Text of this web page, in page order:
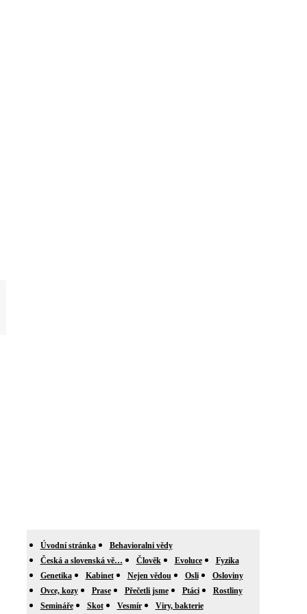
Úvodní stránka
Behavioralni vědy
Česká a slovenská vě…
Člověk Evoluce
Fyzika
Genetika
Kabinet Nejen vědou Osli
Osloviny
Ovce, kozy
Prase Přečetli jsme Ptáci
Rostliny
Semináře
Skot Vesmír
Viry, bakterie